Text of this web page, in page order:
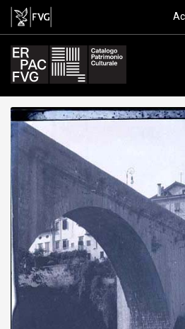
gelatina bromuro